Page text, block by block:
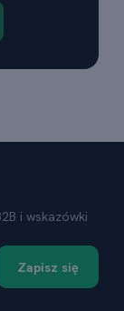
i wskazówki
Zapisz się